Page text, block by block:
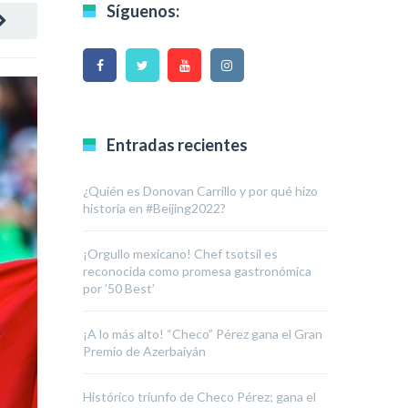
Síguenos:
Entradas recientes
¿Quién es Donovan Carrillo y por qué hizo
historia en #Beijing2022?
¡Orgullo mexicano! Chef tsotsil es
reconocida como promesa gastronómica
por ’50 Best’
¡A lo más alto! “Checo” Pérez gana el Gran
Premio de Azerbaiyán
Histórico triunfo de Checo Pérez; gana el